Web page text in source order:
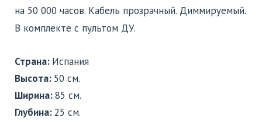
на 50 000 часов. Кабель прозрачный. Диммируемый.
В комплекте с пультом ДУ.
Страна: Испания
Высота: 50 см.
Ширина:85 см.
Глубина:25 см.